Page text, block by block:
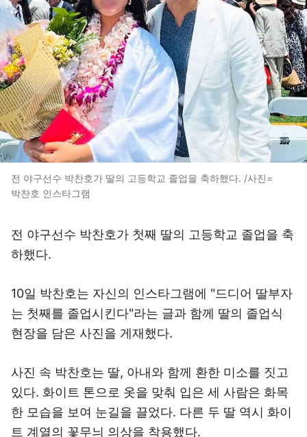
전 야구선수 박찬호가 딸의 고등학교 졸업을 축하했다. /사진=
박찬호 인스타그램
전 야구선수 박찬호가 첫째 딸의 고등학교 졸업을 축
하했다.
10일 박찬호는 자신의 인스타그램에 "드디어 딸부자
는 첫째를 졸업시킨다"라는 글과 함께 딸의 졸업식
현장을 담은 사진을 게재했다.
사진 속 박찬호는 딸, 아내와 함께 환한 미소를 짓고
있다. 화이트 톤으로 옷을 맞춰 입은 세 사람은 화목
한 모습을 보여 눈길을 끌었다. 다른 두 딸 역시 화이
트 계열의 꽃무늬 의상을 착용했다.